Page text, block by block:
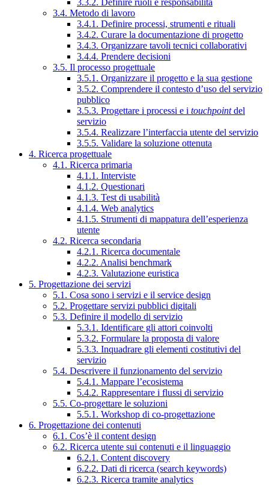
3.3.2. Definire ruoli e responsabilità
3.4. Metodo di lavoro
3.4.1. Definire processi, strumenti e rituali
3.4.2. Curare la documentazione di progetto
3.4.3. Organizzare tavoli tecnici collaborativi
3.4.4. Prendere decisioni
3.5. Il processo progettuale
3.5.1. Organizzare il progetto e la sua gestione
3.5.2. Comprendere il contesto d’uso del servizio
pubblico
3.5.3. Progettare i processi e i touchpointdel
servizio
3.5.4. Realizzare l’interfaccia utente del servizio
3.5.5. Validare la soluzione ottenuta
4. Ricerca progettuale
4.1. Ricerca primaria
4.1.1. Interviste
4.1.2. Questionari
4.1.3. Test di usabilità
4.1.4. Web analytics
4.1.5. Strumenti di mappatura dell’esperienza
utente
4.2. Ricerca secondaria
4.2.1. Ricerca documentale
4.2.2. Analisi benchmark
4.2.3. Valutazione euristica
5. Progettazione dei servizi
5.1. Cosa sono i servizi e il service design
5.2. Progettare servizi pubblici digitali
5.3. Definire il modello di servizio
5.3.1. Identificare gli attori coinvolti
5.3.2. Formulare la proposta di valore
5.3.3. Inquadrare gli elementi costitutivi del
servizio
5.4. Descrivere il funzionamento del servizio
5.4.1. Mappare l’ecosistema
5.4.2. Rappresentare i flussi di servizio
5.5. Co-progettare le soluzioni
5.5.1. Workshop di co-progettazione
6. Progettazione dei contenuti
6.1. Cos’è il content design
6.2. Ricerca utente sui contenuti e il linguaggio
6.2.1. Content discovery
6.2.2. Dati di ricerca (search keywords)
6.2.3. Ricerca tramite analytics